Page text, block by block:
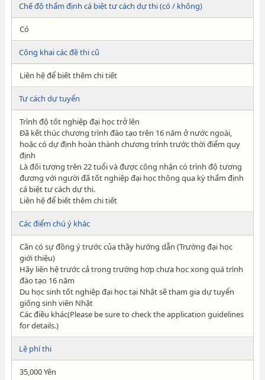
Chế độ thẩm định cá biệt tư cách dự thi (có / không)
Có
Công khai các đề thi cũ
Liên hệ để biết thêm chi tiết
Tư cách dự tuyển
Trình độ tốt nghiệp đại học trở lên
Đã kết thúc chương trình đào tạo trên 16 năm ở nước ngoài,
hoặc có dự định hoàn thành chương trình trước thời điểm quy
định
Là đối tượng trên 22 tuổi và được công nhận có trình độ tương
đương với người đã tốt nghiệp đại học thông qua kỳ thẩm định
cá biệt tư cách dự thi.
Liên hệ để biết thêm chi tiết
Các điểm chú ý khác
Cần có sự đồng ý trước của thầy hướng dẫn (Trường đại học
giới thiệu)
Hãy liên hệ trước cả trong trường hợp chưa học xong quá trình
đào tạo 16 năm
Du học sinh tốt nghiệp đại học tại Nhật sẽ tham gia dự tuyển
giống sinh viên Nhật
Các điều khác(Please be sure to check the application guidelines
for details.)
Lệ phí thi
35,000 Yên